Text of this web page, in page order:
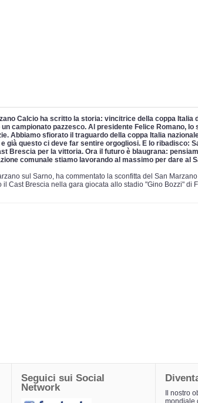
Calcio ha scritto la storia: vincitrice della coppa Italia
campionato pazzesco. Al presidente Felice Romano,
Abbiamo sfiorato il traguardo della coppa Italia
già questo ci deve far sentire orgogliosi. E lo ribadisco:
Brescia per la vittoria. Ora il futuro è blaugrana:
comunale stiamo lavorando al massimo per dare al
sul Sarno, ha commentato la sconfitta del San
Cast Brescia nella gara giocata allo stadio "Gino Bozzi" di
Seguici sui Social
Network
Il nostro
mondiale